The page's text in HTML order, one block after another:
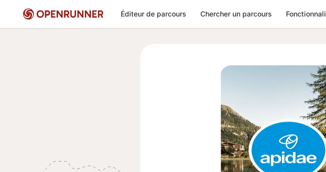
Éditeur de parcours Chercher un parcours